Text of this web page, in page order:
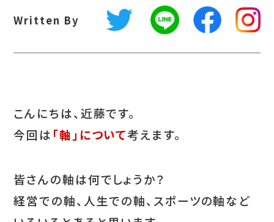
Written By
こんにちは、近藤です。
今回は 「軸」について考えます。
皆さんの軸は何でしょうか？
経営での軸、人生での軸、スポーツの軸など